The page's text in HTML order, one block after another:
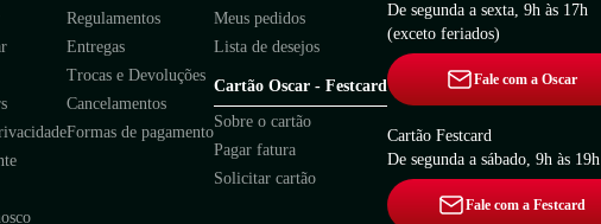
Regulamentos
Entregas
Trocas e Devoluções
Cancelamentos
Formas de pagamento
Meus pedidos
Lista de desejos
Cartão Oscar - Festcard
Sobre o cartão
Pagar fatura
Solicitar cartão
De segunda a sexta, 9h às 17h
(exceto feriados)
Fale com a Oscar
Cartão Festcard
De segunda a sábado, 9h às 19h
Fale com a Festcard